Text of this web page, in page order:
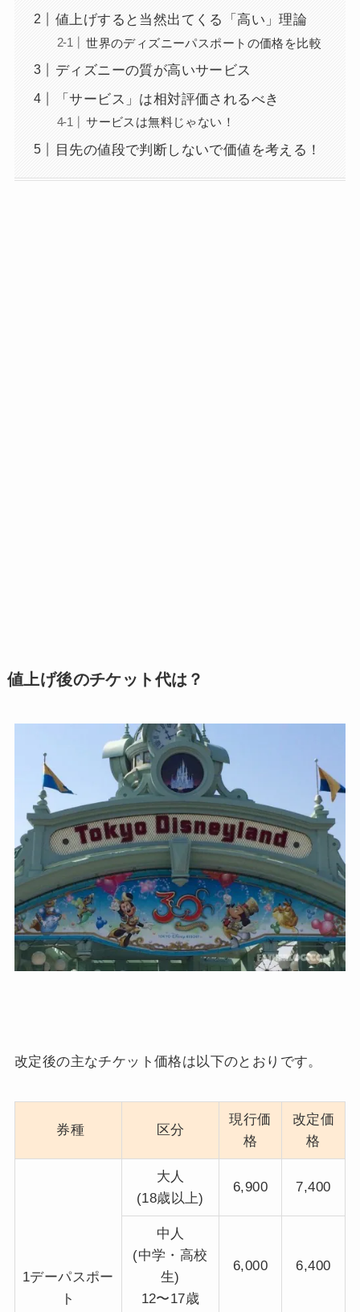
値上げすると当然出てくる「高い」理論
世界のディズニーパスポートの価格を比較
ディズニーの質が高いサービス
「サービス」は相対評価されるべき
サービスは無料じゃない！
目先の値段で判断しないで価値を考える！
値上げ後のチケット代は？
改定後の主なチケット価格は以下のとおりです。
券種 区分
現行価
格
改定価
格
1デーパスポー
ト
大人
(18歳以上)
6,900 7,400
中人
(中学・高校
生)
12〜17歳
6,000 6,400